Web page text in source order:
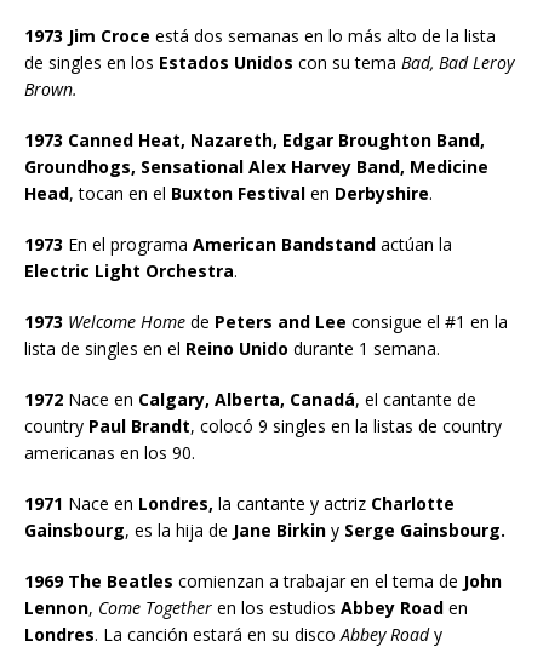
1973 Jim Croce está dos semanas en lo más alto de la lista
de singles en los Estados Unidos con su tema Bad, Bad Leroy
Brown.
1973 Canned Heat, Nazareth, Edgar Broughton Band,
Groundhogs, Sensational Alex Harvey Band, Medicine
Head, tocan en el Buxton Festival en Derbyshire.
1973 En el programa American Bandstand actúan la
Electric Light Orchestra.
1973 Welcome Home de Peters and Lee consigue el #1 en la
lista de singles en el Reino Unido durante 1 semana.
1972 Nace en Calgary, Alberta, Canadá, el cantante de
country Paul Brandt, colocó 9 singles en la listas de country
americanas en los 90.
1971 Nace en Londres, la cantante y actriz Charlotte
Gainsbourg, es la hija de Jane Birkin y Serge Gainsbourg.
1969 The Beatles comienzan a trabajar en el tema de John
Lennon, Come Together en los estudios Abbey Road en
Londres. La canción estará en su disco Abbey Roady